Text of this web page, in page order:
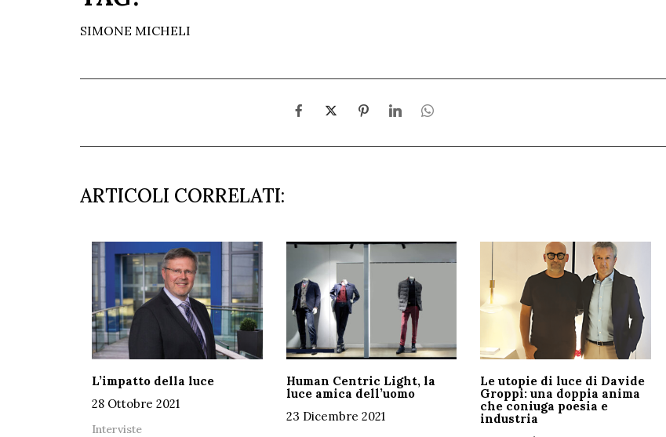
SIMONE MICHELI
ARTICOLI CORRELATI:
L’impatto della luce
28 Ottobre 2021
Interviste
Human Centric Light, la
luce amica dell’uomo
23 Dicembre 2021
Le utopie di luce di Davide
Groppi: una doppia anima
che coniuga poesia e
industria